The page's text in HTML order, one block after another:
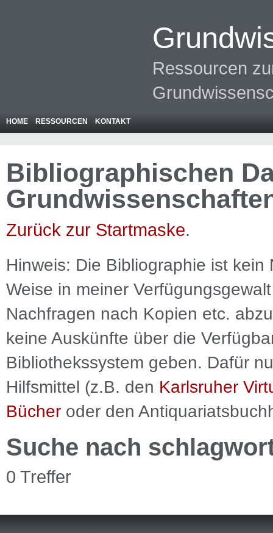
Ressourcen
HOME RESSOURCEN KONTAKT
Bibliographischen
Zurück zur Startmaske.
Hinweis: Die Bibliographie ist kein
Weise in meiner
Nachfragen nach Kopien etc.
keine Auskünfte über die
Bibliothekssystem geben. Dafür
Hilfsmittel (z.B. den Karlsruher
Bücher oder den
Suche nach
0 Treffer